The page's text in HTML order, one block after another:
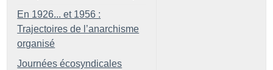
En 1926... et 1956 :
Trajectoires de l’anarchisme
organisé
Journées écosyndicales